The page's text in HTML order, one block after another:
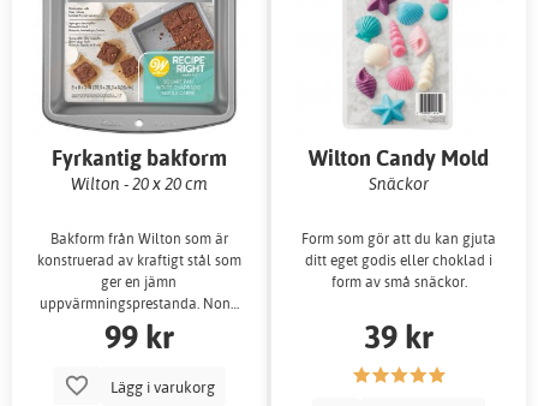
Fyrkantig bakform
Wilton - 20 x 20 cm
Bakform från Wilton som är
konstruerad av kraftigt stål som
ger en jämn
uppvärmningsprestanda. Non…
99 kr
Lägg i varukorg
Wilton Candy Mold
Snäckor
Form som gör att du kan gjuta
ditt eget godis eller choklad i
form av små snäckor.
39 kr